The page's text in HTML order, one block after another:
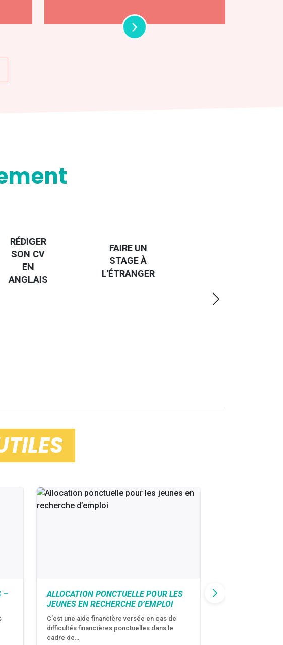
FAIRE UN
STAGE À
L'ÉTRANGER
TROUVER
UN JOB À
L'ÉTRANGER
–
ALLOCATION PONCTUELLE POUR LES
JEUNES EN RECHERCHE D’EMPLOI
C’est une aide financière versée en cas de
difficultés financières ponctuelles dans le
cadre de…